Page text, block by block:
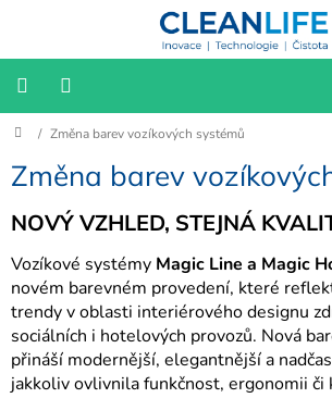
2025/2026
VÝPRODEJ
HYGIENA
SESTERNY
BIOFILIE
Domů
/ Změna barev vozíkových systémů
Změna barev
NOVÝ VZHLED, STEJNÁ
Vozíkové systémy Magic Line a Magic
novém barevném provedení, které
trendy v oblasti interiérového designu
sociálních i hotelových provozů. Nová
přináší modernější, elegantnější a
jakkoliv ovlivnila funkčnost, ergonomii či